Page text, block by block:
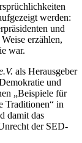
werden:
und
erzählen,
war.
als Herausgeber
und
„Beispiele für
Traditionen“ in
damit das
der SED-